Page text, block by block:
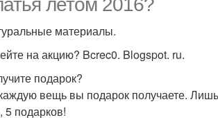
летом 2016?
материалы.
на акцию? Bcrec0. Blogspot. ru.
подарок?
вещь вы подарок получаете.
5 подарков!